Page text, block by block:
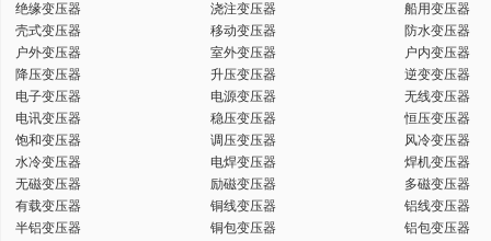
词
绝缘变压器
浇注变压器
船用变压器
壳式变压器
移动变压器
防水变压器
户外变压器
室外变压器
户内变压器
降压变压器
升压变压器
逆变变压器
电子变压器
电源变压器
无线变压器
电讯变压器
稳压变压器
恒压变压器
饱和变压器
调压变压器
风冷变压器
水冷变压器
电焊变压器
焊机变压器
无磁变压器
励磁变压器
多磁变压器
有载变压器
铜线变压器
铝线变压器
半铝变压器
铜包变压器
铝包变压器